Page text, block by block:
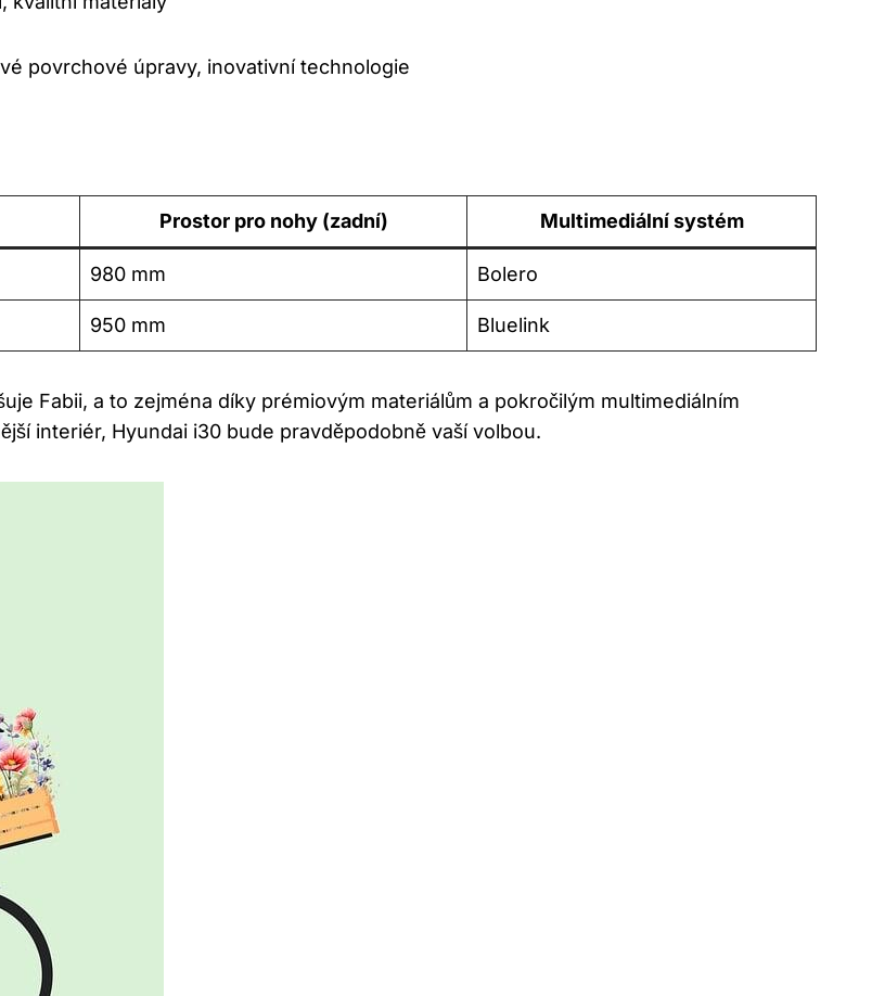
povrchové úpravy, inovativní technologie
Prostor pro nohy (zadní) Multimediální systém
980 mm Bolero
950 mm Bluelink
Fabii, a to zejména díky prémiovým materiálům a pokročilým multimediálním
interiér, Hyundai i30 bude pravděpodobně vaší volbou.